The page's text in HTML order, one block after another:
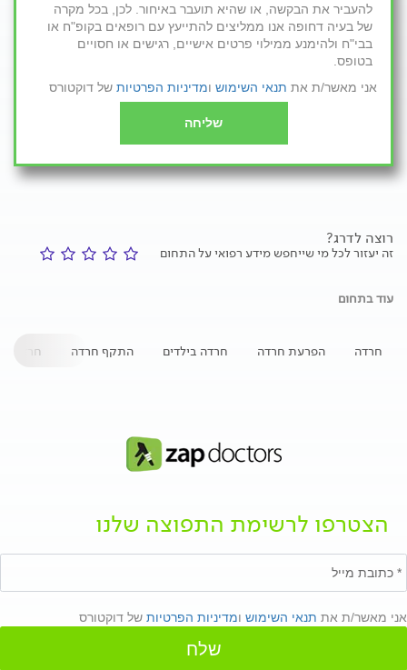
להעביר את הבקשה, או שהיא תועבר באיחור. לכן, בכל מקרה
של בעיה דחופה אנו ממליצים להתייעץ עם רופאים בקופ"ח או
בבי"ח ולהימנע ממילוי פרטים אישיים, רגישים או חסויים
בטופס.
אני מאשר/ת את תנאי השימוש ומדיניות הפרטיות של דוקטורס
שליחה
רוצה לדרג?
זה יעזור לכל מי שייחפש מידע רפואי על התחום
עוד בתחום
חרדה הפרעת חרדה חרדה בילדים התקף חרדה חרדה
הצטרפו לרשימת התפוצה שלנו
אני מאשר/ת את תנאי השימוש ומדיניות הפרטיות של דוקטורס
שלח